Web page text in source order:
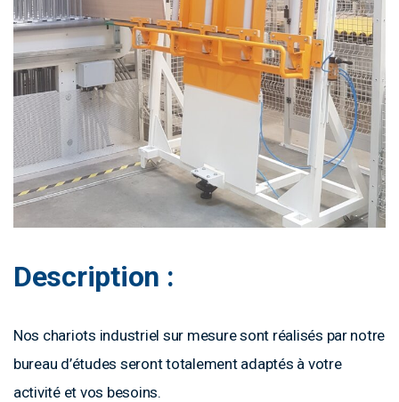
Description :
Nos chariots industriel sur mesure sont réalisés par notre
bureau d’études seront totalement adaptés à votre
activité et vos besoins.